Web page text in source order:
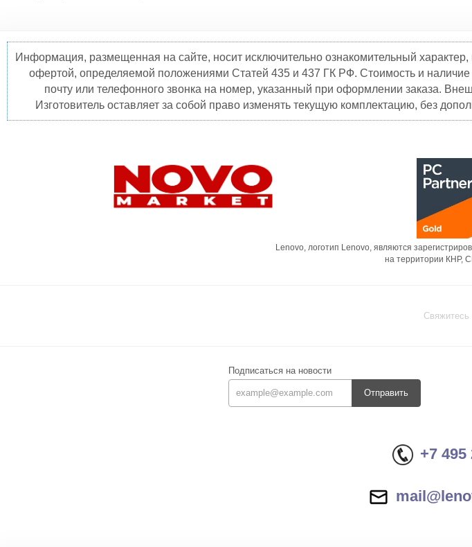
Информация, размещенная на сайте, носит исключительно ознакомительный
офертой, определяемой положениями Статей 435 и 437 ГК РФ. Стоимость и
почту или телефонного звонка на номер, указанный при оформлении заказа.
Изготовитель оставляет за собой право изменять текущую комплектацию, без
Lenovo, логотип Lenovo, являются
на территории КНР,
Свяжитесь
Подписаться на новости
Отправить
+7 495